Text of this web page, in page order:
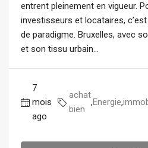
entrent pleinement en vigueur.
investisseurs et locataires,
de paradigme. Bruxelles, avec
et son tissu urbain...
7
mois
ago
achat
bien
,Energie,